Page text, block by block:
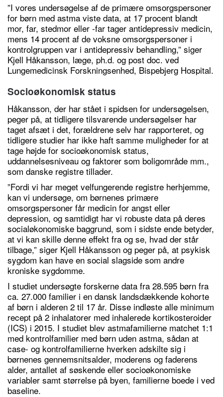
”I vores undersøgelse af de primære omsorgspersoner
for børn med astma viste data, at 17 procent blandt
mor, far, stedmor eller -far tager antidepressiv medicin,
mens 14 procent af de voksne omsorgspersoner i
kontrolgruppen var i antidepressiv behandling,” siger
Kjell Håkansson, læge, ph.d. og post doc. ved
Lungemedicinsk Forskningsenhed, Bispebjerg Hospital.
Socioøkonomisk status
Håkansson, der har stået i spidsen for undersøgelsen,
peger på, at tidligere tilsvarende undersøgelser har
taget afsæt i det, forældrene selv har rapporteret, og
tidligere studier har ikke haft samme muligheder for at
tage højde for socioøkonomisk status,
uddannelsesniveau og faktorer som boligområde mm.,
som danske registre tillader.
”Fordi vi har meget velfungerende registre herhjemme,
kan vi undersøge, om børnenes primære
omsorgspersoner får medicin for angst eller
depression, og samtidigt har vi robuste data på deres
socialøkonomiske baggrund, som i sidste ende betyder,
at vi kan skille denne effekt fra og se, hvad der står
tilbage,” siger Kjell Håkansson og peger på, at psykisk
sygdom kan have en social slagside som andre
kroniske sygdomme.
I studiet undersøgte forskerne data fra 28.595 børn fra
ca. 27.000 familier i en dansk landsdækkende kohorte
af børn i alderen 2 til 17 år. Disse indløste alle minimum
recept på 2 inhalatorer med inhalerede kortikosteroider
(ICS) i 2015. I studiet blev astmafamilierne matchet 1:1
med kontrolfamilier med børn uden astma, sådan at
case- og kontrolfamilierne hverken adskilte sig i
børnenes gennemsnitsalder, moderens og faderens
alder, antallet af søskende eller socioøkonomiske
variabler samt størrelse på byen, familierne boede i ved
baseline.